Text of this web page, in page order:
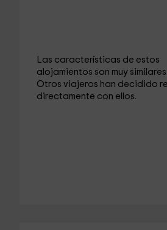
Las características de estos
alojamientos son muy similares.
Otros viajeros han decidido
directamente con ellos.